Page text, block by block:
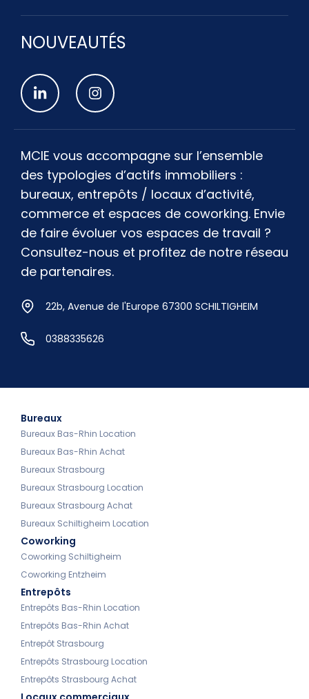
NOUVEAUTÉS
MCIE vous accompagne sur l’ensemble
des typologies d’actifs immobiliers :
bureaux, entrepôts / locaux d’activité,
commerce et espaces de coworking. Envie
de faire évoluer vos espaces de travail ?
Consultez-nous et profitez de notre réseau
de partenaires.
22b, Avenue de l'Europe 67300 SCHILTIGHEIM
0388335626
Bureaux
Bureaux Bas-Rhin Location
Bureaux Bas-Rhin Achat
Bureaux Strasbourg
Bureaux Strasbourg Location
Bureaux Strasbourg Achat
Bureaux Schiltigheim Location
Coworking
Coworking Schiltigheim
Coworking Entzheim
Entrepôts
Entrepôts Bas-Rhin Location
Entrepôts Bas-Rhin Achat
Entrepôt Strasbourg
Entrepôts Strasbourg Location
Entrepôts Strasbourg Achat